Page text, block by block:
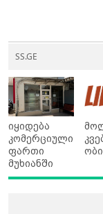
SS.GE
იყიდება
კომერციული
ფართი
მუხიანში